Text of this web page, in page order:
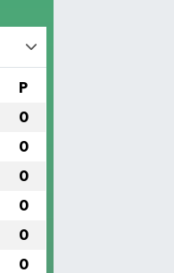
P
0
0
0
0
0
0